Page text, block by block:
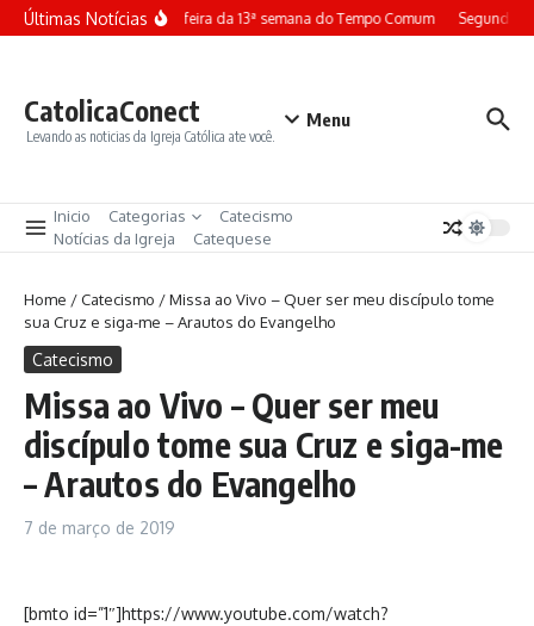
Ir para o conteúdo
Últimas NotíciasTerça-feira da 13ª semana do Tempo Comum Segunda-
CatolicaConect
Levando as noticias da Igreja Católica ate você.
Menu
Inicio Categorias
Catecismo
Notícias da Igreja
Catequese
Home /Catecismo /Missa ao Vivo – Quer ser meu discípulo tome
sua Cruz e siga-me – Arautos do Evangelho
Catecismo
Missa ao Vivo – Quer ser meu
discípulo tome sua Cruz e siga-me
– Arautos do Evangelho
7 de março de 2019
[bmto id=”1″]https://www.youtube.com/watch?